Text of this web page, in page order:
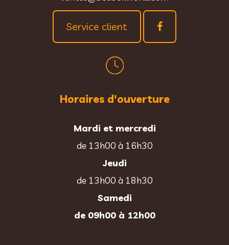
Service client
Horaires d'ouverture
Mardi et mercredi
de 13h00 à 16h30
Jeudi
de 13h00 à 18h30
Samedi
de 09h00 à 12h00